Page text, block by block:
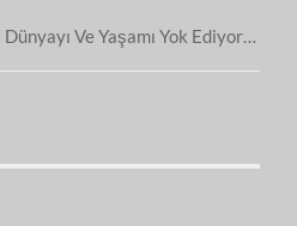
Ve Yaşamı Yok Ediyor…